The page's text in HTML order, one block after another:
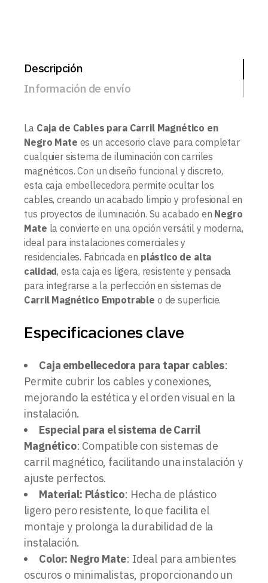
Descripción
Información de envío
La Caja de Cables para Carril Magnético en
Negro Mate es un accesorio clave para completar
cualquier sistema de iluminación con carriles
magnéticos. Con un diseño funcional y discreto,
esta caja embellecedora permite ocultar los
cables, creando un acabado limpio y profesional en
tus proyectos de iluminación. Su acabado en Negro
Mate la convierte en una opción versátil y moderna,
ideal para instalaciones comerciales y
residenciales. Fabricada en plástico de alta
calidad, esta caja es ligera, resistente y pensada
para integrarse a la perfección en sistemas de
Carril Magnético Empotrable o de superficie.
Especificaciones clave
Caja embellecedora para tapar cables:
Permite cubrir los cables y conexiones,
mejorando la estética y el orden visual en la
instalación.
Especial para el sistema de Carril
Magnético: Compatible con sistemas de
carril magnético, facilitando una instalación y
ajuste perfectos.
Material: Plástico: Hecha de plástico
ligero pero resistente, lo que facilita el
montaje y prolonga la durabilidad de la
instalación.
Color: Negro Mate: Ideal para ambientes
oscuros o minimalistas, proporcionando un